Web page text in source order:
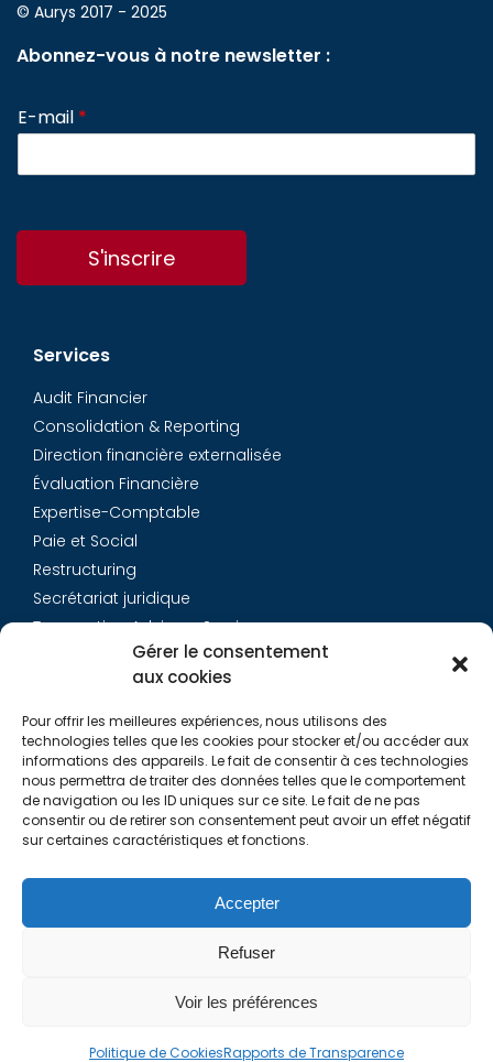
Gérer le consentement
aux cookies
Pour offrir les meilleures expériences, nous utilisons des
technologies telles que les cookies pour stocker et/ou accéder aux
informations des appareils. Le fait de consentir à ces technologies
nous permettra de traiter des données telles que le comportement
de navigation ou les ID uniques sur ce site. Le fait de ne pas
consentir ou de retirer son consentement peut avoir un effet négatif
sur certaines caractéristiques et fonctions.
Accepter
Refuser
Voir les préférences
Politique de CookiesRapports de Transparence
© Aurys 2017 - 2025
Abonnez-vous à notre newsletter :
E-mail *
S'inscrire
Services
Audit Financier
Consolidation & Reporting
Direction financière externalisée
Évaluation Financière
Expertise-Comptable
Paie et Social
Restructuring
Secrétariat juridique
Transaction Advisory Services
Équipe
Carrières
Contact
Liens utiles
Politique de Cookies (EU)